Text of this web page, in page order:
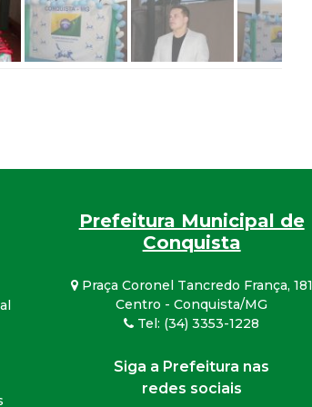
Prefeitura Municipal de
Conquista
Praça Coronel Tancredo França, 181
Centro - Conquista/MG
Tel: (34) 3353-1228
Siga a Prefeitura nas
redes sociais